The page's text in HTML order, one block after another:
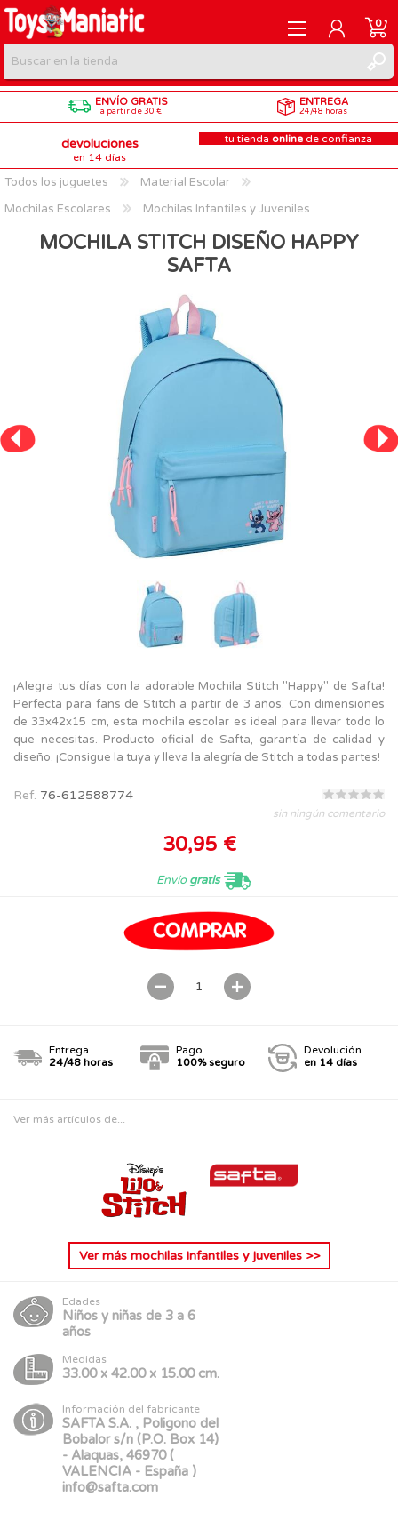
REGISTRARME
INICIAR SESIÓN
0
ENVÍO GRATIS
a partir de 30 €
ENTREGA
24/48 horas
devoluciones
en 14 días
tu tienda online de confianza
Todos los juguetes
Material Escolar
Mochilas Escolares
Mochilas Infantiles y Juveniles
MOCHILA STITCH DISEÑO HAPPY
SAFTA
¡Alegra tus días con la adorable Mochila Stitch "Happy" de Safta!
Perfecta para fans de Stitch a partir de 3 años. Con dimensiones
de 33x42x15 cm, esta mochila escolar es ideal para llevar todo lo
que necesitas. Producto oficial de Safta, garantía de calidad y
diseño. ¡Consigue la tuya y lleva la alegría de Stitch a todas partes!
Ref. 76-612588774
sin ningún comentario
30,95 €
Envíogratis
Entrega
24/48 horas
Pago
100% seguro
Devolución
en 14 días
Ver más artículos de...
Ver más mochilas infantiles y juveniles>>
Edades
Niños y niñas de 3 a 6
años
Medidas
33.00 x 42.00 x 15.00 cm.
Información del fabricante
SAFTA S.A. , Poligono del
Bobalor s/n (P.O. Box 14)
- Alaquas, 46970 (
VALENCIA - España )
info@safta.com